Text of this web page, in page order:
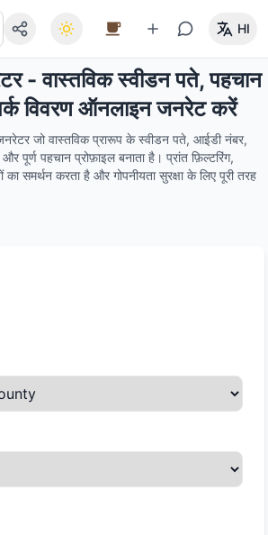
HI
- वास्तविक स्वीडन पते, पहचान
विवरण ऑनलाइन जनरेट करें
जो वास्तविक प्रारूप के स्वीडन पते, आईडी नंबर,
पूर्ण पहचान प्रोफ़ाइल बनाता है। प्रांत फ़िल्टरिंग,
का समर्थन करता है और गोपनीयता सुरक्षा के लिए पूरी तरह